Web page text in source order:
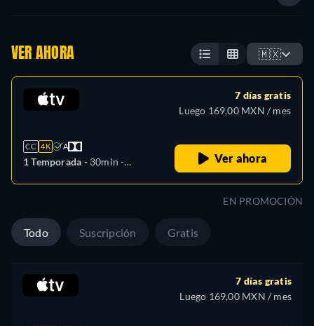
VER AHORA 🇲🇽
CC 4K A
1 Temporada - 30min -
7 días gratis
Luego 169,00 MXN / mes
Ver ahora
EN PROMOCIÓN
Todo Suscripción Gratis
7 días gratis
Luego 169,00 MXN / mes